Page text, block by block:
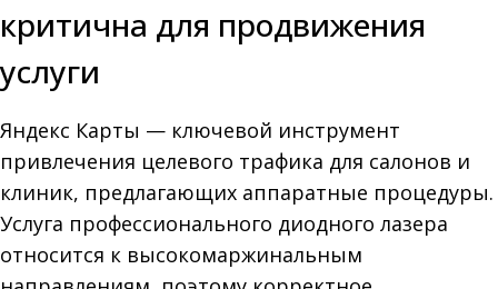
критична для продвижения
услуги
Яндекс Карты — ключевой инструмент
привлечения целевого трафика для салонов и
клиник, предлагающих аппаратные процедуры.
Услуга профессионального диодного лазера
относится к высокомаржинальным